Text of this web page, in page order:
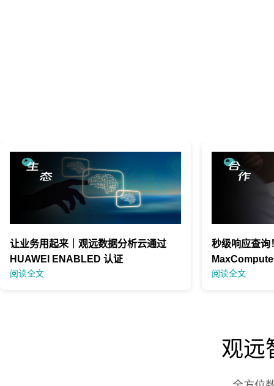
让业务用起来｜观远数据分析云通过
HUAWEI ENABLED 认证
阅读全文
秒级响应查询
阅读全文
观远